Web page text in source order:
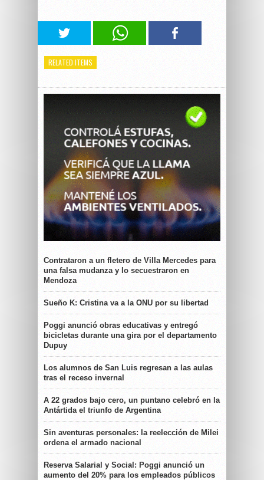
RELATED ITEMS
Contrataron a un fletero de Villa Mercedes para
una falsa mudanza y lo secuestraron en
Mendoza
Sueño K: Cristina va a la ONU por su libertad
Poggi anunció obras educativas y entregó
bicicletas durante una gira por el departamento
Dupuy
Los alumnos de San Luis regresan a las aulas
tras el receso invernal
A 22 grados bajo cero, un puntano celebró en la
Antártida el triunfo de Argentina
Sin aventuras personales: la reelección de Milei
ordena el armado nacional
Reserva Salarial y Social: Poggi anunció un
aumento del 20% para los empleados públicos